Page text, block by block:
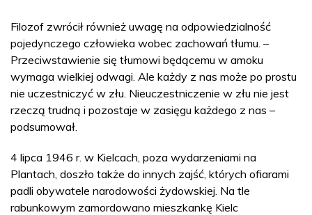
Filozof zwrócił również uwagę na odpowiedzialność
pojedynczego człowieka wobec zachowań tłumu. –
Przeciwstawienie się tłumowi będącemu w amoku
wymaga wielkiej odwagi. Ale każdy z nas może po prostu
nie uczestniczyć w złu. Nieuczestniczenie w złu nie jest
rzeczą trudną i pozostaje w zasięgu każdego z nas –
podsumował.
4 lipca 1946 r. w Kielcach, poza wydarzeniami na
Plantach, doszło także do innych zajść, których ofiarami
padli obywatele narodowości żydowskiej. Na tle
rabunkowym zamordowano mieszkankę Kielc